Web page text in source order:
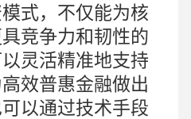
式，不仅能为核
竞争力和韧性的
灵活精准地支持
效普惠金融做出
以通过技术手段